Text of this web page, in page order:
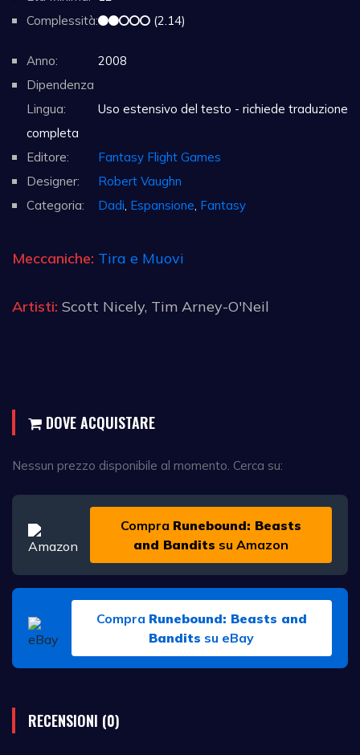
Complessità:
(2.14)
Anno:
2008
Dipendenza
Lingua:
Uso estensivo del testo - richiede traduzione
completa
Editore:
Fantasy Flight Games
Designer:
Robert Vaughn
Categoria:
Dadi Espansione Fantasy
Meccaniche: Tira e Muovi
Artisti: Scott Nicely, Tim Arney-O'Neil
DOVE ACQUISTARE
Nessun prezzo disponibile al momento. Cerca su:
Compra Runebound: Beasts
and Bandits su Amazon
Compra Runebound: Beasts and
Bandits su eBay
RECENSIONI (0)